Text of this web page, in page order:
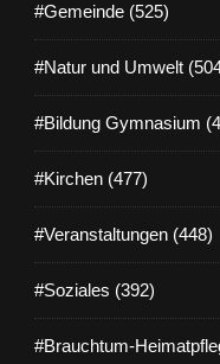
#Gemeinde (525)
#Natur und Umwelt
#Bildung Gymnasium
#Kirchen (477)
#Veranstaltungen (448)
#Soziales (392)
#Brauchtum-